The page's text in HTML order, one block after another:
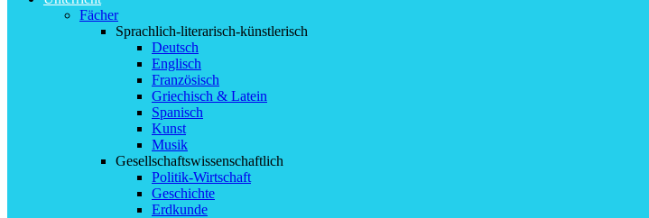
Fächer
Sprachlich-literarisch-künstlerisch
Deutsch
Englisch
Französisch
Griechisch & Latein
Spanisch
Kunst
Musik
Gesellschaftswissenschaftlich
Politik-Wirtschaft
Geschichte
Erdkunde